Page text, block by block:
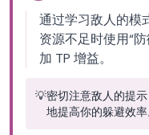
通过学习敌人的模
资源不足时使用“
加 TP 增益。
💡密切注意敌人的提
地提高你的躲避效率